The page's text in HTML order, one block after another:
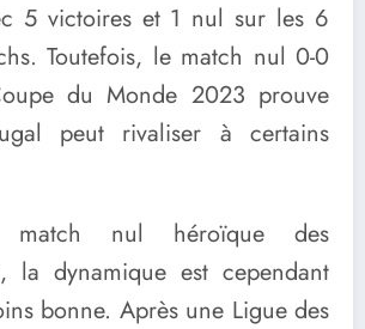
5 victoires et 1 nul sur les 6
Toutefois, le match nul 0-0
du Monde 2023 prouve
peut rivaliser à certains
match nul héroïque des
la dynamique est cependant
bonne. Après une Ligue des